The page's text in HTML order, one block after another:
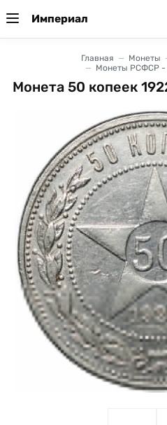
Империал
Главная Монеты
Монеты РСФСР -
Монета 50 копеек